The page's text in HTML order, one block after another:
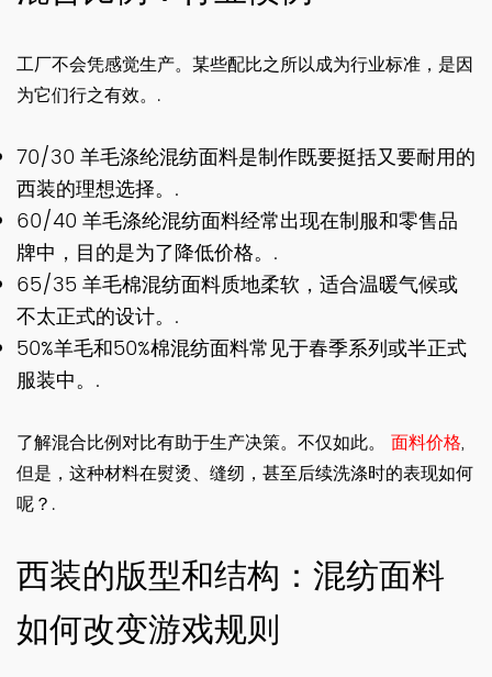
工厂不会凭感觉生产。某些配比之所以成为行业标准，是因
为它们行之有效。.
70/30 羊毛涤纶混纺面料是制作既要挺括又要耐用的
西装的理想选择。.
60/40 羊毛涤纶混纺面料经常出现在制服和零售品
牌中，目的是为了降低价格。.
65/35 羊毛棉混纺面料质地柔软，适合温暖气候或
不太正式的设计。.
50%羊毛和50%棉混纺面料常见于春季系列或半正式
服装中。.
了解混合比例对比有助于生产决策。不仅如此。 面料价格,
但是，这种材料在熨烫、缝纫，甚至后续洗涤时的表现如何
呢？.
西装的版型和结构：混纺面料
如何改变游戏规则